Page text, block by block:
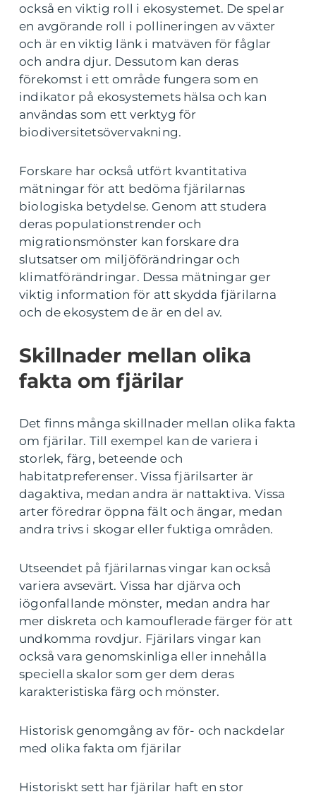
också en viktig roll i ekosystemet. De spelar
en avgörande roll i pollineringen av växter
och är en viktig länk i matväven för fåglar
och andra djur. Dessutom kan deras
förekomst i ett område fungera som en
indikator på ekosystemets hälsa och kan
användas som ett verktyg för
biodiversitetsövervakning.
Forskare har också utfört kvantitativa
mätningar för att bedöma fjärilarnas
biologiska betydelse. Genom att studera
deras populationstrender och
migrationsmönster kan forskare dra
slutsatser om miljöförändringar och
klimatförändringar. Dessa mätningar ger
viktig information för att skydda fjärilarna
och de ekosystem de är en del av.
Skillnader mellan olika
fakta om fjärilar
Det finns många skillnader mellan olika fakta
om fjärilar. Till exempel kan de variera i
storlek, färg, beteende och
habitatpreferenser. Vissa fjärilsarter är
dagaktiva, medan andra är nattaktiva. Vissa
arter föredrar öppna fält och ängar, medan
andra trivs i skogar eller fuktiga områden.
Utseendet på fjärilarnas vingar kan också
variera avsevärt. Vissa har djärva och
iögonfallande mönster, medan andra har
mer diskreta och kamouflerade färger för att
undkomma rovdjur. Fjärilars vingar kan
också vara genomskinliga eller innehålla
speciella skalor som ger dem deras
karakteristiska färg och mönster.
Historisk genomgång av för- och nackdelar
med olika fakta om fjärilar
Historiskt sett har fjärilar haft en stor